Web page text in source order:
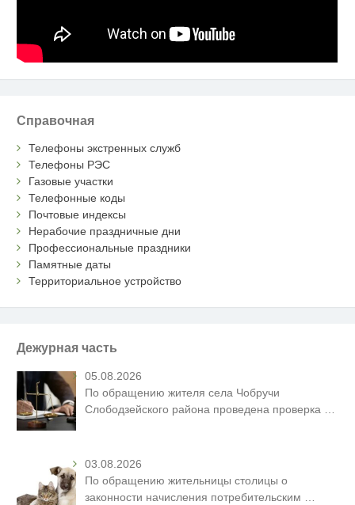
Справочная
Телефоны экстренных служб
Телефоны РЭС
Газовые участки
Телефонные коды
Почтовые индексы
Нерабочие праздничные дни
Профессиональные праздники
Памятные даты
Территориальное устройство
Дежурная часть
05.08.2026
По обращению жителя села Чобручи
Слободзейского района проведена проверка
03.08.2026
По обращению жительницы столицы о
законности начисления потребительским